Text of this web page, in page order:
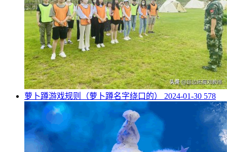
​萝卜蹲游戏规则（萝卜蹲名字绕口的） 2024-01-30 578